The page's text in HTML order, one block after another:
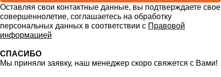
Оставляя свои контактные данные, вы подтверждаете свое
совершеннолетие, соглашаетесь на обработку
персональных данных в соответствии с Правовой
информацией
СПАСИБО
Мы приняли заявку, наш менеджер скоро свяжется с Вами!